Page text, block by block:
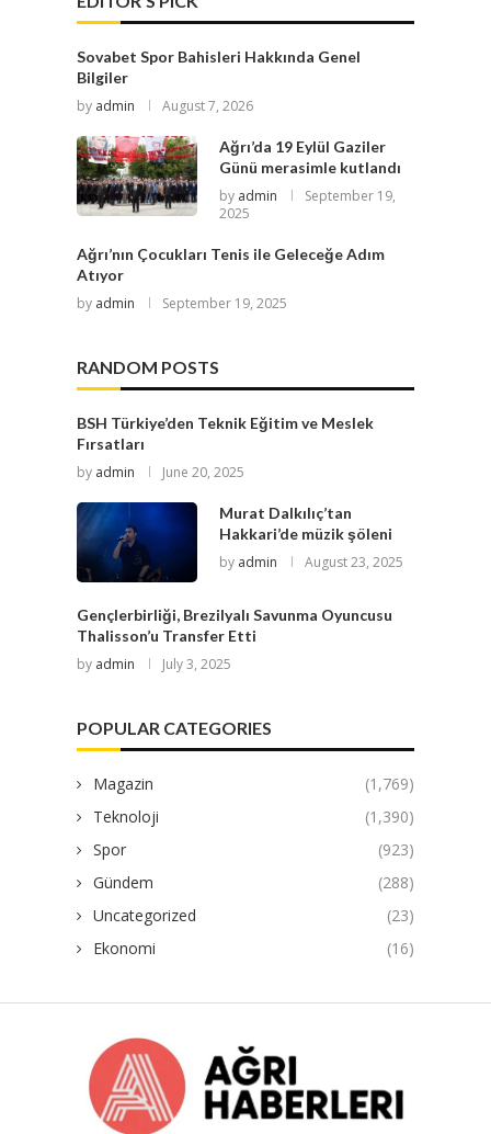
Sovabet Spor Bahisleri Hakkında Genel
Bilgiler
by admin August 7, 2026
Ağrı’da 19 Eylül Gaziler
Günü merasimle kutlandı
by admin
September 19,
2025
Ağrı’nın Çocukları Tenis ile Geleceğe Adım
Atıyor
by admin September 19, 2025
RANDOM POSTS
BSH Türkiye’den Teknik Eğitim ve Meslek
Fırsatları
by admin June 20, 2025
Murat Dalkılıç’tan
Hakkari’de müzik şöleni
by admin August 23, 2025
Gençlerbirliği, Brezilyalı Savunma Oyuncusu
Thalisson’u Transfer Etti
by admin July 3, 2025
POPULAR CATEGORIES
Magazin
(1,769)
Teknoloji
(1,390)
Spor
(923)
Gündem
(288)
Uncategorized
(23)
Ekonomi
(16)